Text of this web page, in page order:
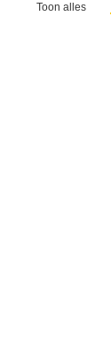
Toon alles